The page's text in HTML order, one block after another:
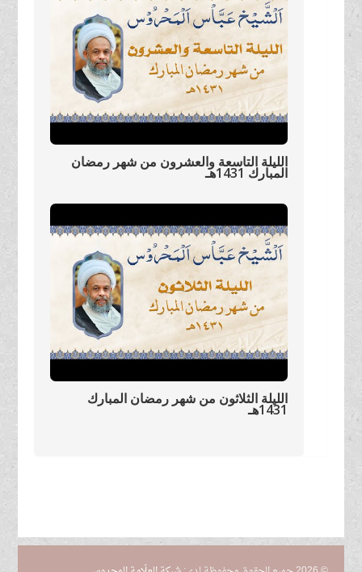
الليلة التاسعة والعشرون من شهر رمضان
المبارك 1431هـ
الليلة الثلاثون من شهر رمضان المبارك
1431هـ